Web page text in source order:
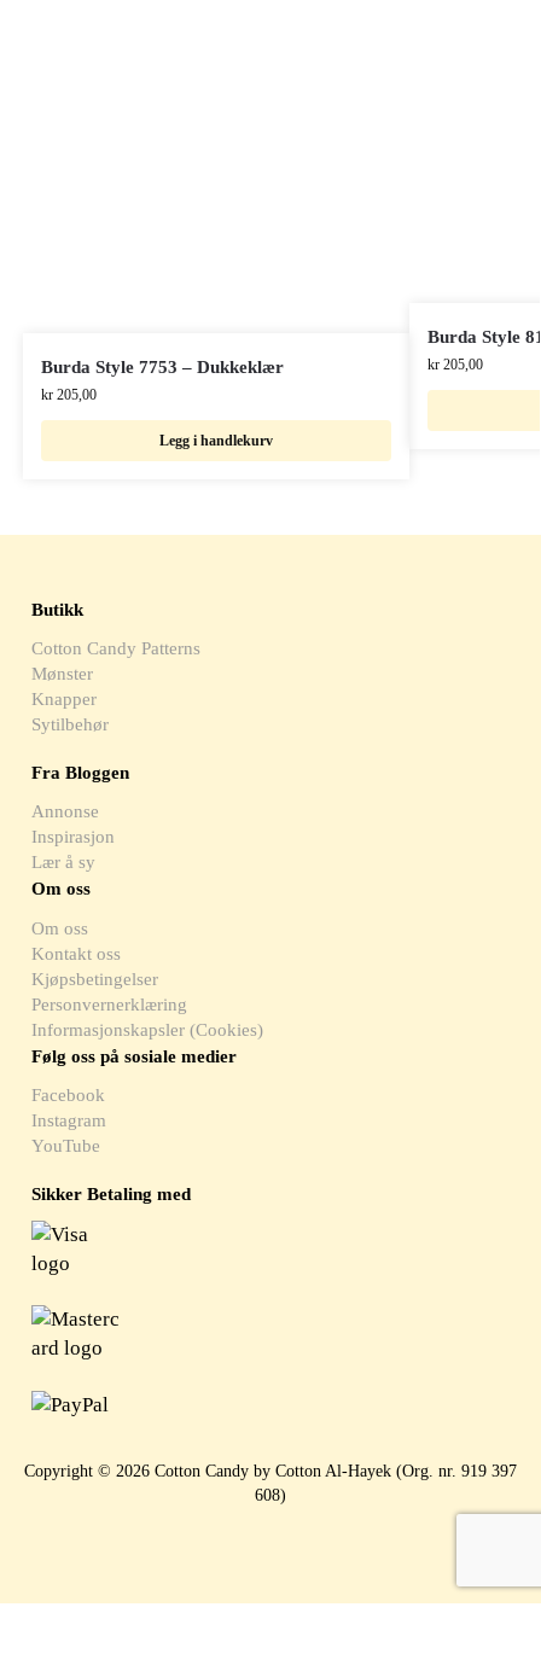
Burda Style 7753 – Dukkeklær
kr205,00
Legg i handlekurv
Burda Style
kr205,00
Butikk
Cotton Candy Patterns
Mønster
Knapper
Sytilbehør
Fra Bloggen
Annonse
Inspirasjon
Lær å sy
Om oss
Om oss
Kontakt oss
Kjøpsbetingelser
Personvernerklæring
Informasjonskapsler (Cookies)
Følg oss på sosiale medier
Facebook
Instagram
YouTube
Sikker Betaling med
Copyright © 2026 Cotton Candy by Cotton Al-Hayek (Org. nr. 919 397
608)